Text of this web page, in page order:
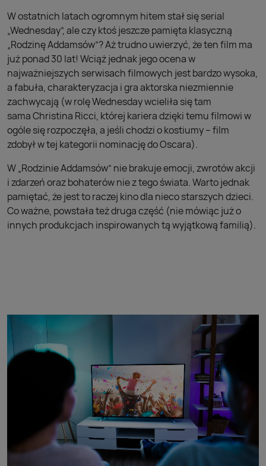
W ostatnich latach ogromnym hitem stał się serial
„Wednesday”, ale czy ktoś jeszcze pamięta klasyczną
„Rodzinę Addamsów”? Aż trudno uwierzyć, że ten film ma
już ponad 30 lat! Wciąż jednak jego ocena w
najważniejszych serwisach filmowych jest bardzo wysoka,
a fabuła, charakteryzacja i gra aktorska niezmiennie
zachwycają (w rolę Wednesday wcieliła się tam
sama Christina Ricci, której kariera dzięki temu filmowi w
ogóle się rozpoczęła, a jeśli chodzi o kostiumy – film
zdobył w tej kategorii nominację do Oscara).
W „Rodzinie Addamsów” nie brakuje emocji, zwrotów akcji
i zdarzeń oraz bohaterów nie z tego świata. Warto jednak
pamiętać, że jest to raczej kino dla nieco starszych dzieci.
Co ważne, powstała też druga część (nie mówiąc już o
innych produkcjach inspirowanych tą wyjątkową familią).